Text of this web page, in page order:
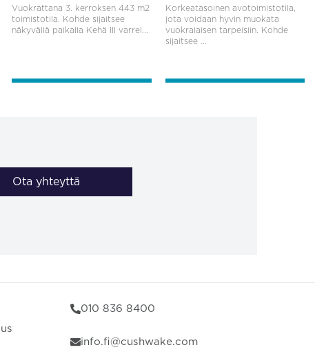
Vuokrattana 3. kerroksen 443 m2
toimistotila. Kohde sijaitsee
näkyvällä paikalla Kehä III varrel...
Korkeatasoinen avotoimistotila,
jota voidaan hyvin muokata
vuokralaisen tarpeisiin. Kohde
sijaitsee ...
Ota yhteyttä
010 836 8400
info.fi@cushwake.com